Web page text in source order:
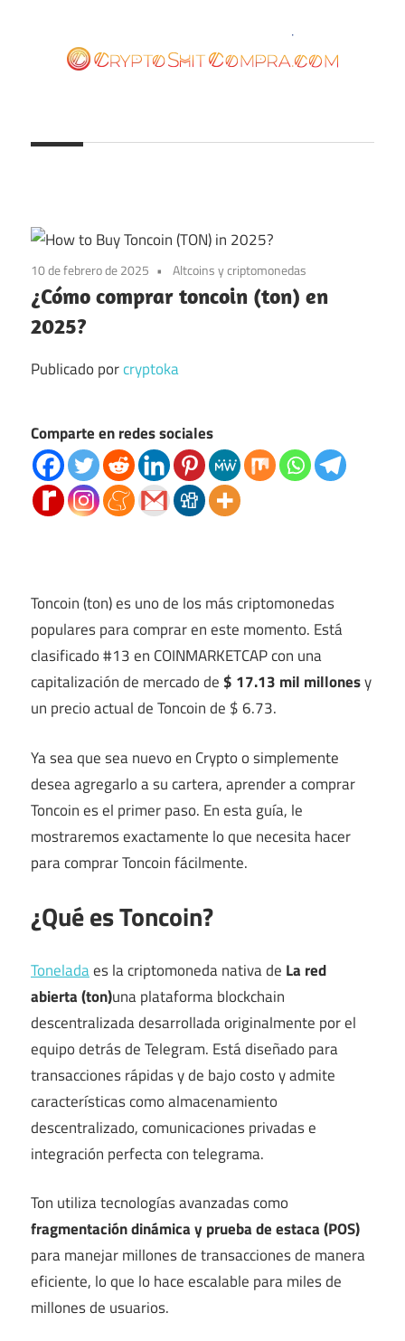
contenido
10 de febrero de 2025 Altcoins y criptomonedas
¿Cómo comprar toncoin (ton) en
2025?
Publicado porcryptoka
Comparte en redes sociales
Toncoin (ton) es uno de los máscriptomonedas
populares para comprar en este momento. Está
clasificado #13 en COINMARKETCAPcon una
capitalización de mercado de $ 17.13 mil millonesy
un precio actual de Toncoin de $ 6.73.
Ya sea que sea nuevo en Crypto o simplemente
desea agregarlo a su cartera, aprender a comprar
Toncoin es el primer paso. En esta guía, le
mostraremos exactamente lo que necesita hacer
para comprar Toncoin fácilmente.
¿Qué es Toncoin?
Toneladaes la criptomoneda nativa de La red
abierta (ton)una plataforma blockchain
descentralizada desarrollada originalmente por el
equipo detrás de Telegram. Está diseñado para
transacciones rápidas y de bajo costo y admite
características como almacenamiento
descentralizado, comunicaciones privadas e
integración perfecta con telegrama.
Ton utiliza tecnologías avanzadas como
fragmentación dinámica y prueba de estaca (POS)
para manejar millones de transacciones de manera
eficiente, lo que lo hace escalable para miles de
millones de usuarios.